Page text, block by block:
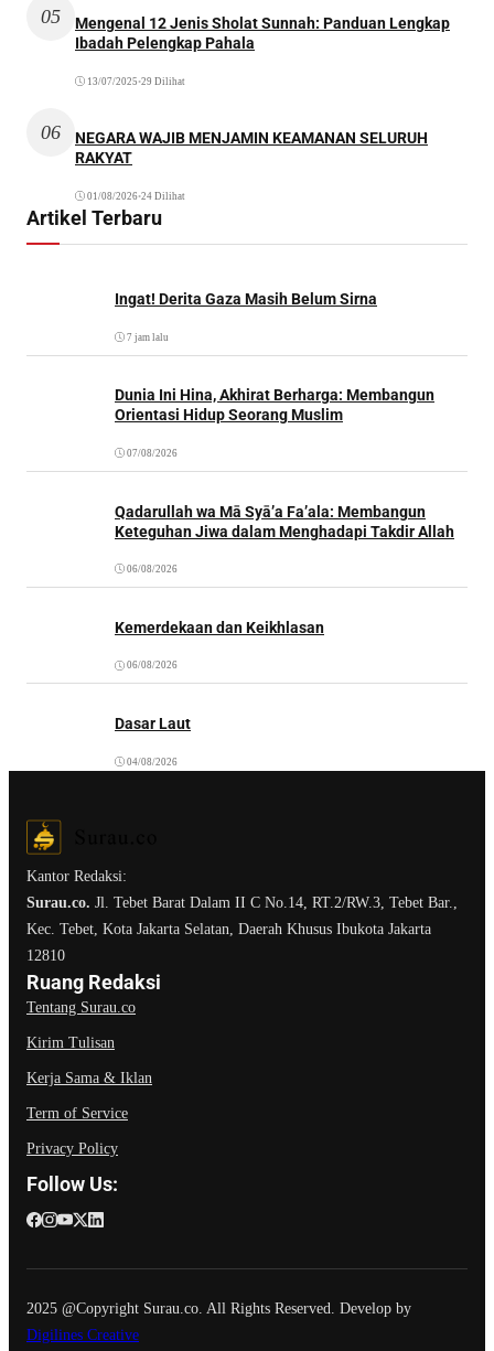
05
Mengenal 12 Jenis Sholat Sunnah: Panduan Lengkap
Ibadah Pelengkap Pahala
13/07/2025 •29 Dilihat
06
NEGARA WAJIB MENJAMIN KEAMANAN SELURUH
RAKYAT
01/08/2026•24 Dilihat
Artikel Terbaru
Ingat! Derita Gaza Masih Belum Sirna
7 jam lalu
Dunia Ini Hina, Akhirat Berharga: Membangun
Orientasi Hidup Seorang Muslim
07/08/2026
Qadarullah wa Mā Syā’a Fa’ala: Membangun
Keteguhan Jiwa dalam Menghadapi Takdir Allah
06/08/2026
Kemerdekaan dan Keikhlasan
06/08/2026
Dasar Laut
04/08/2026
Kantor Redaksi:
Surau.co. Jl. Tebet Barat Dalam II C No.14, RT.2/RW.3, Tebet Bar.,
Kec. Tebet, Kota Jakarta Selatan, Daerah Khusus Ibukota Jakarta
12810
Ruang Redaksi
Tentang Surau.co
Kirim Tulisan
Kerja Sama & Iklan
Term of Service
Privacy Policy
Follow Us:
2025 @Copyright Surau.co. All Rights Reserved. Develop by
Digilines Creative